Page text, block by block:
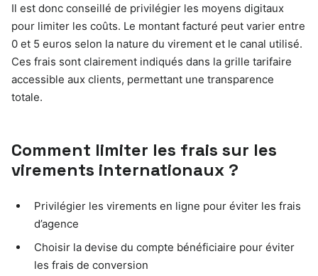
Il est donc conseillé de privilégier les moyens digitaux
pour limiter les coûts. Le montant facturé peut varier entre
0 et 5 euros selon la nature du virement et le canal utilisé.
Ces frais sont clairement indiqués dans la grille tarifaire
accessible aux clients, permettant une transparence
totale.
Comment limiter les frais sur les
virements internationaux ?
Privilégier les virements en ligne pour éviter les frais
d’agence
Choisir la devise du compte bénéficiaire pour éviter
les frais de conversion